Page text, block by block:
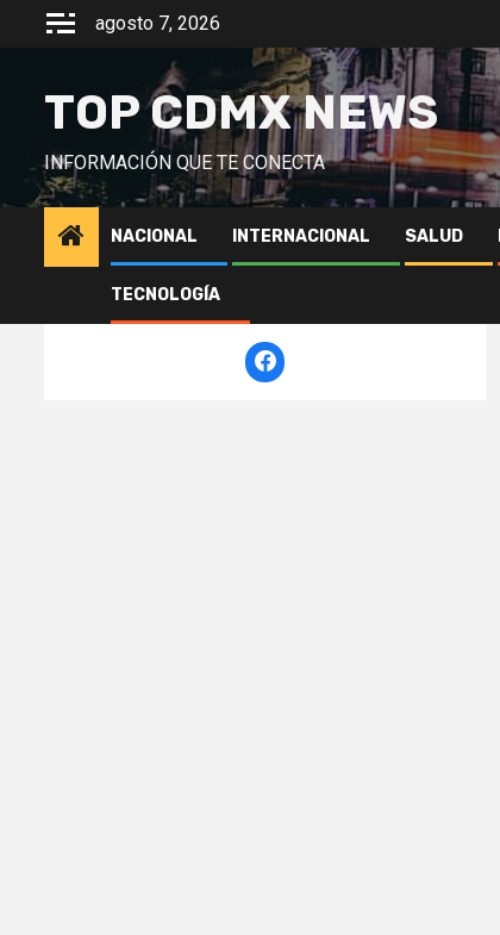
agosto 7, 2026
TOP CDMX NEWS
INFORMACIÓN QUE TE CONECTA
NACIONAL INTERNACIONAL SALUD
TECNOLOGÍA